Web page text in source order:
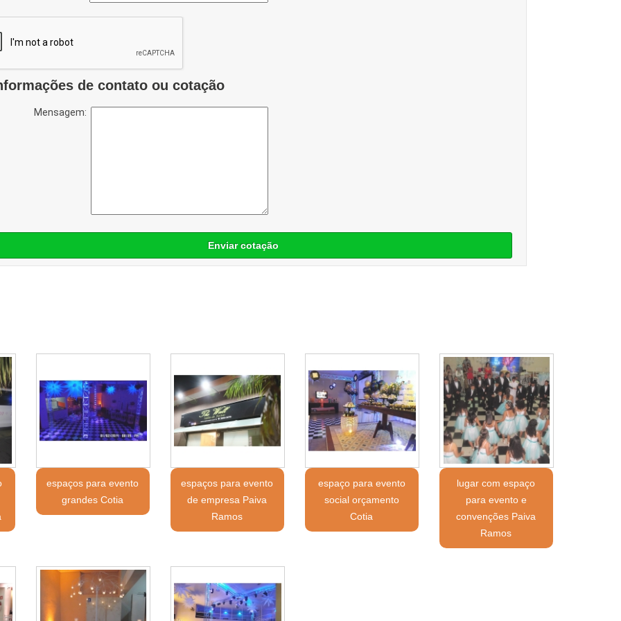
de contato ou cotação
Mensagem:
Enviar cotação
espaços para evento
grandes Cotia
espaços para evento
de empresa Paiva
Ramos
espaço para evento
social orçamento
Cotia
lugar com espaço
para evento e
convenções Paiva
Ramos